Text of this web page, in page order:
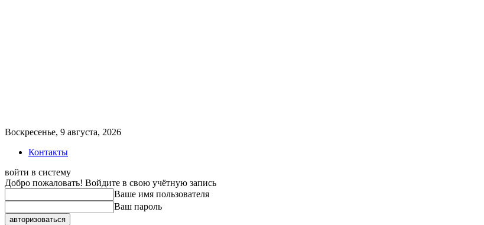
Воскресенье, 9 августа, 2026
Контакты
войти в систему
Добро пожаловать! Войдите в свою учётную запись
Ваше имя пользователя
Ваш пароль